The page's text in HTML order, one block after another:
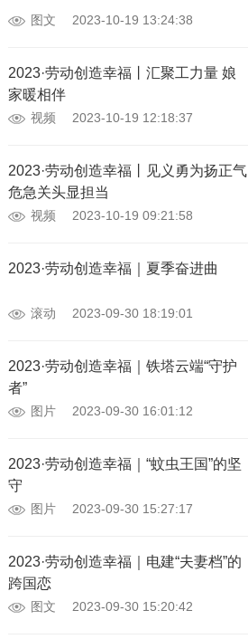
图文 2023-10-19 13:24:38
2023·劳动创造幸福丨汇聚工力量 娘
家暖相伴
视频 2023-10-19 12:18:37
2023·劳动创造幸福丨见义勇为扬正气
危急关头显担当
视频 2023-10-19 09:21:58
2023·劳动创造幸福｜夏季奋进曲
滚动 2023-09-30 18:19:01
2023·劳动创造幸福｜铁塔云端“守护
者”
图片 2023-09-30 16:01:12
2023·劳动创造幸福｜“蚊虫王国”的坚
守
图片 2023-09-30 15:27:17
2023·劳动创造幸福｜电建“夫妻档”的
跨国恋
图文 2023-09-30 15:20:42